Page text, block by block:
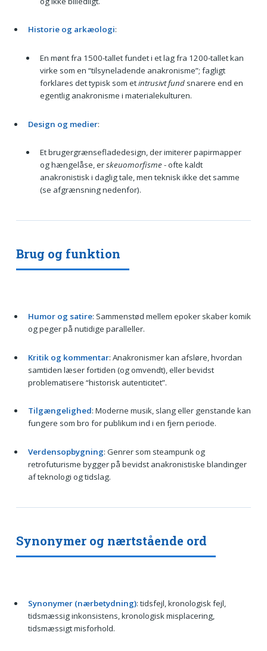
Historie og arkæologi:
En mønt fra 1500-tallet fundet i et lag fra 1200-tallet kan
virke som en “tilsyneladende anakronisme”; fagligt
forklares det typisk som etintrusivt fundsnarere end en
egentlig anakronisme i materialekulturen.
Design og medier:
Et brugergrænsefladedesign, der imiterer papirmapper
og hængelåse, erskeuomorfisme- ofte kaldt
anakronistisk i daglig tale, men teknisk ikke det samme
(se afgrænsning nedenfor).
Brug og funktion
Humor og satire: Sammenstød mellem epoker skaber komik
og peger på nutidige paralleller.
Kritik og kommentar: Anakronismer kan afsløre, hvordan
samtiden læser fortiden (og omvendt), eller bevidst
problematisere “historisk autenticitet”.
Tilgængelighed: Moderne musik, slang eller genstande kan
fungere som bro for publikum ind i en fjern periode.
Verdensopbygning: Genrer som steampunk og
retrofuturisme bygger på bevidst anakronistiske blandinger
af teknologi og tidslag.
Synonymer og nærtstående ord
Synonymer (nærbetydning): tidsfejl, kronologisk fejl,
tidsmæssig inkonsistens, kronologisk misplacering,
tidsmæssigt misforhold.